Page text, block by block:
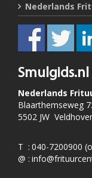
Nederlands
Smulgids.nl
Nederlands
Blaarthemseweg
5502 JW
T : 040-7200900
@ :